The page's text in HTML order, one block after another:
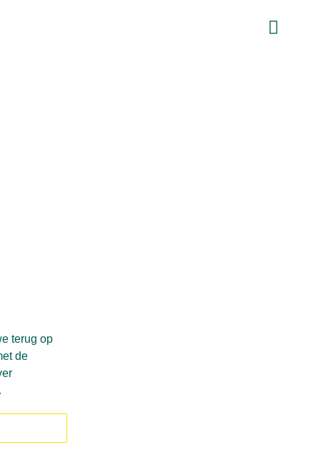
terug op
de